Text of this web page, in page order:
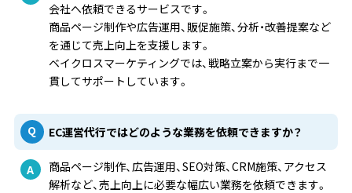
会社へ依頼できるサービスです。
商品ページ制作や広告運用、販促施策、分析・改善提案など
を通じて売上向上を支援します。
ベイクロスマーケティングでは、戦略立案から実行まで一
貫してサポートしています。
EC運営代行ではどのような業務を依頼できますか？
商品ページ制作、広告運用、SEO対策、CRM施策、アクセス
解析など、売上向上に必要な幅広い業務を依頼できます。